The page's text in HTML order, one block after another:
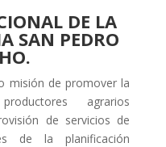
DE LA
SAN PEDRO
misión de promover la
agrarios
de servicios de
de la planificación